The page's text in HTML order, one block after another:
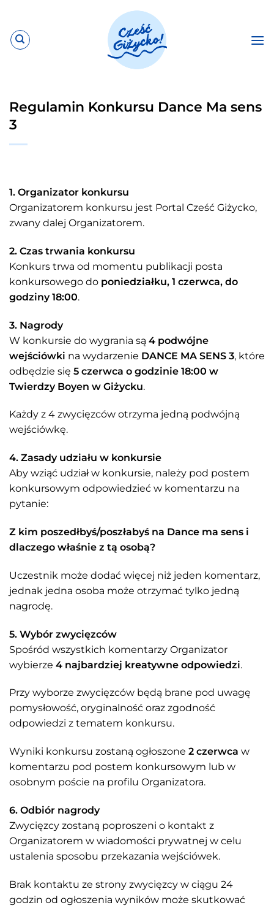
zawartości
Regulamin Konkursu Dance Ma sens
3
1. Organizator konkursu
Organizatorem konkursu jest Portal Cześć Giżycko,
zwany dalej Organizatorem.
2. Czas trwania konkursu
Konkurs trwa od momentu publikacji posta
konkursowego do poniedziałku, 1 czerwca, do
godziny 18:00.
3. Nagrody
W konkursie do wygrania są 4 podwójne
wejściówki na wydarzenie DANCE MA SENS 3, które
odbędzie się 5 czerwca o godzinie 18:00 w
Twierdzy Boyen w Giżycku.
Każdy z 4 zwycięzców otrzyma jedną podwójną
wejściówkę.
4. Zasady udziału w konkursie
Aby wziąć udział w konkursie, należy pod postem
konkursowym odpowiedzieć w komentarzu na
pytanie:
Z kim poszedłbyś/poszłabyś na Dance ma sens i
dlaczego właśnie z tą osobą?
Uczestnik może dodać więcej niż jeden komentarz,
jednak jedna osoba może otrzymać tylko jedną
nagrodę.
5. Wybór zwycięzców
Spośród wszystkich komentarzy Organizator
wybierze 4 najbardziej kreatywne odpowiedzi.
Przy wyborze zwycięzców będą brane pod uwagę
pomysłowość, oryginalność oraz zgodność
odpowiedzi z tematem konkursu.
Wyniki konkursu zostaną ogłoszone 2 czerwca w
komentarzu pod postem konkursowym lub w
osobnym poście na profilu Organizatora.
6. Odbiór nagrody
Zwycięzcy zostaną poproszeni o kontakt z
Organizatorem w wiadomości prywatnej w celu
ustalenia sposobu przekazania wejściówek.
Brak kontaktu ze strony zwycięzcy w ciągu 24
godzin od ogłoszenia wyników może skutkować